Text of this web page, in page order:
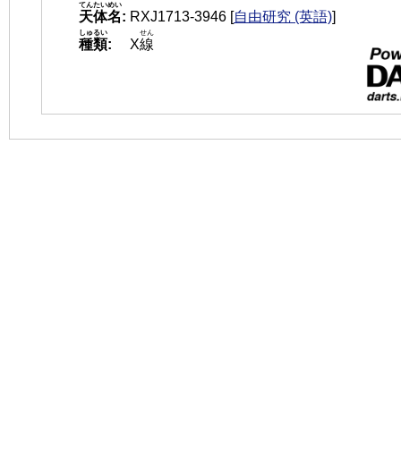
天体名
てんたいめい
: RXJ1713-3946 [自由研究 (英語)]
種類
しゅるい
: X線
せん